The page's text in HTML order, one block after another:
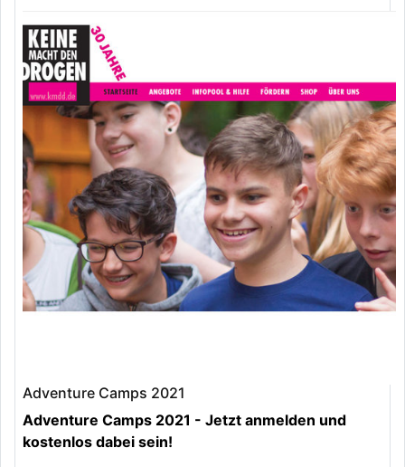
Adventure Camps 2021
Adventure Camps 2021 - Jetzt anmelden und
kostenlos dabei sein!